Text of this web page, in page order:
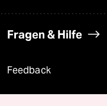
Fragen & Hilfe
Feedback